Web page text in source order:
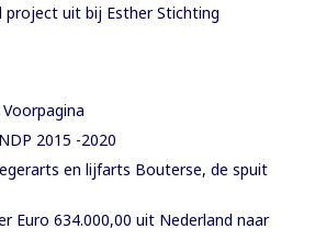
project uit bij Esther Stichting
2015 -2020
en lijfarts Bouterse, de spuit
Euro 634.000,00 uit Nederland naar